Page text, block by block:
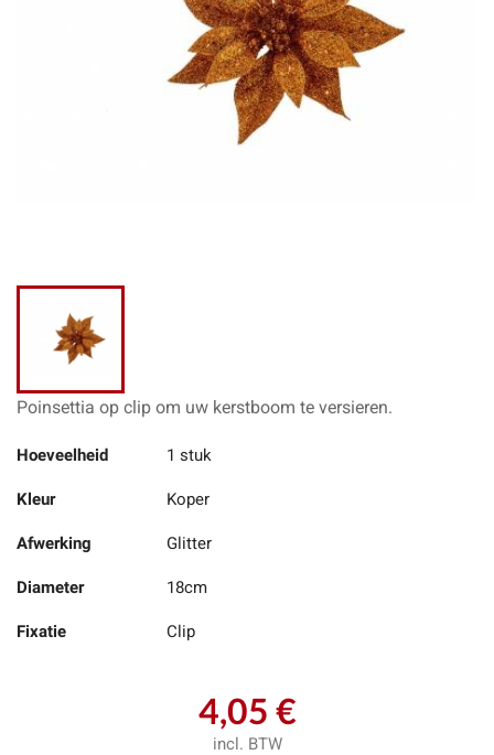
Poinsettia op clip om uw kerstboom te versieren.
Hoeveelheid 1 stuk
Kleur Koper
Afwerking Glitter
Diameter 18cm
Fixatie Clip
4,05 €
incl. BTW